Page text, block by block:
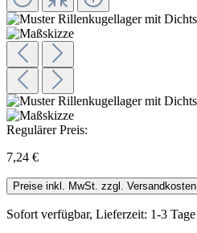
Regulärer Preis:
7,24 €
Preise inkl. MwSt. zzgl. Versandkosten
Sofort verfügbar, Lieferzeit: 1-3 Tage